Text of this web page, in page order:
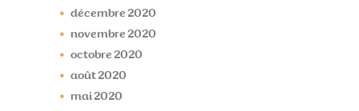
décembre 2020
novembre 2020
octobre 2020
août2020
mai2020